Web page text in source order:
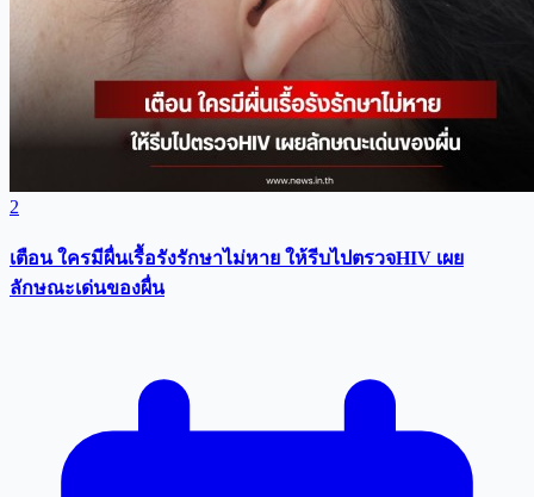
2
เตือน ใครมีผื่นเรื้อรังรักษาไม่หาย ให้รีบไปตรวจHIV เผย
ลักษณะเด่นของผื่น